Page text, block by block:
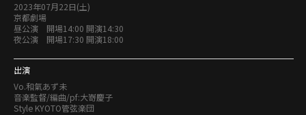
2023年07月22日(土)
京都劇場
昼公演 開場14:00 開演14:30
夜公演 開場17:30 開演18:00
出演
Vo.和氣あず未
音楽監督/編曲/pf:大嵜慶子
Style KYOTO管弦楽団